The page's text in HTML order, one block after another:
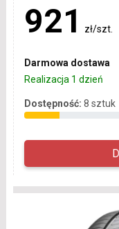
921 zł/szt.
Darmowa dostawa
Realizacja 1 dzień
Dostępność: 8 sztuk